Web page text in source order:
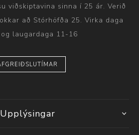
viðskiptavina sinna í 25 ár. Verið
að Stórhöfða 25. Virka daga
laugardaga 11-16
Upplýsingar